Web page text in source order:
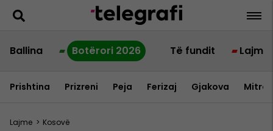
Ballina Botërori 2026 Të fundit Lajme
Prishtina Prizreni Peja Ferizaj Gjakova
Lajme > Kosovë